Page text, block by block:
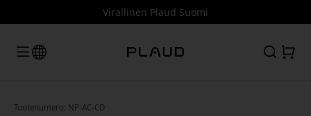
Virallinen Plaud Suomi
Tuotenumero: NP-AC-CD